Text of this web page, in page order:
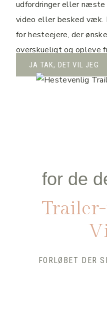
udfordringer eller næste
video eller besked væk.
for hesteejere, der
overskueligt og opleve
JA TAK, DET VIL JEG
for de
FORLØBET DER